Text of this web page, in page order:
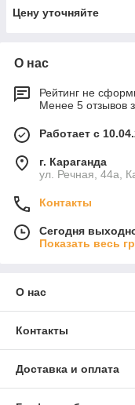
Цену уточняйте
О нас
Рейтинг не
Менее 5 отзывов
Работает с
г. Караганда
ул. Речная, 44а,
Контакты
Сегодня
Показать весь
О нас
Контакты
Доставка и оплата